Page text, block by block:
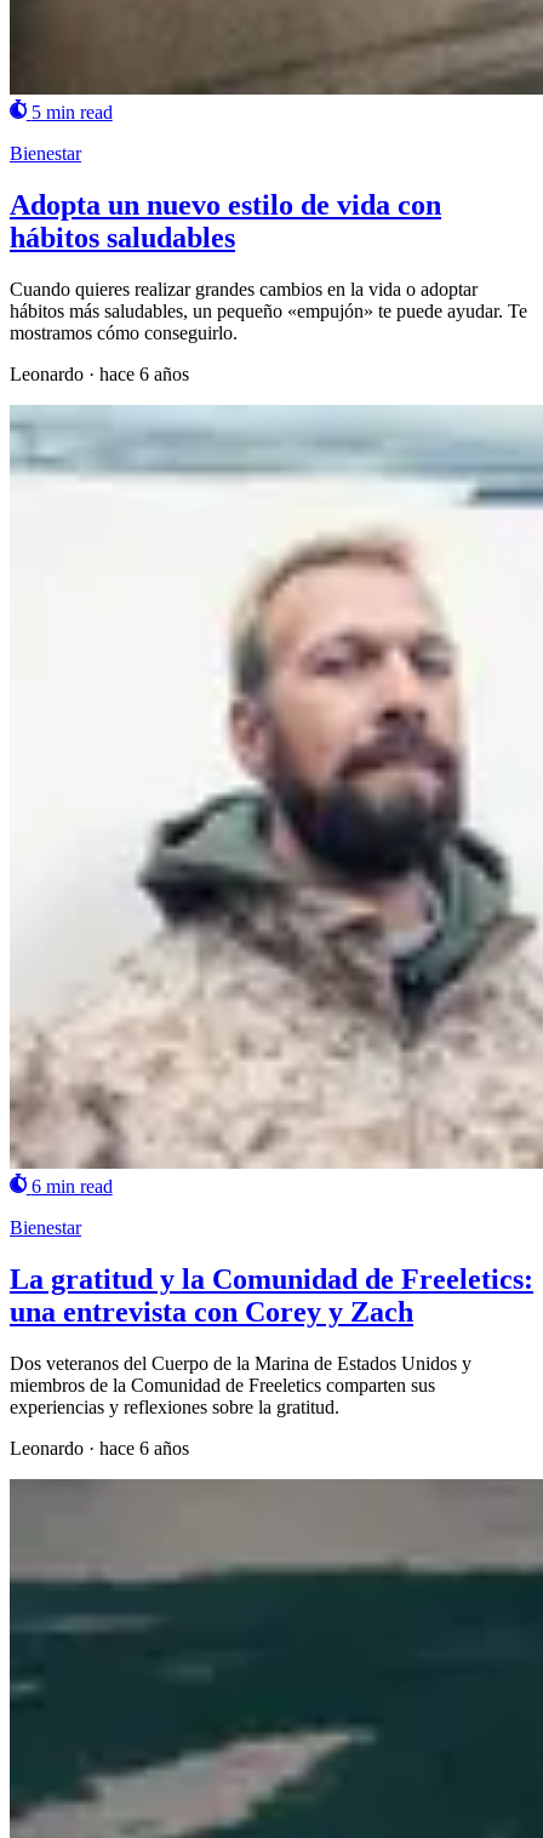
5 min read
Bienestar
Adopta un nuevo estilo de vida con
hábitos saludables
Cuando quieres realizar grandes cambios en la vida o adoptar
hábitos más saludables, un pequeño «empujón» te puede ayudar. Te
mostramos cómo conseguirlo.
Leonardo · hace 6 años
6 min read
Bienestar
La gratitud y la Comunidad de Freeletics:
una entrevista con Corey y Zach
Dos veteranos del Cuerpo de la Marina de Estados Unidos y
miembros de la Comunidad de Freeletics comparten sus
experiencias y reflexiones sobre la gratitud.
Leonardo · hace 6 años